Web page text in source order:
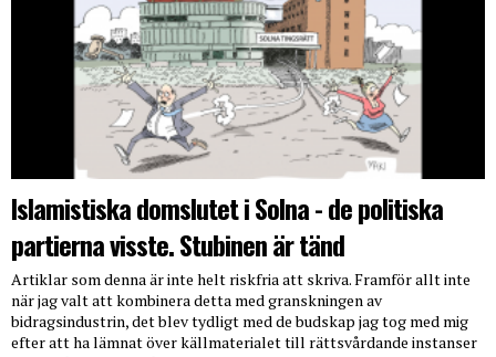
Islamistiska domslutet i Solna - de politiska
partierna visste. Stubinen är tänd
Artiklar som denna är inte helt riskfria att skriva. Framför allt inte
när jag valt att kombinera detta med granskningen av
bidragsindustrin, det blev tydligt med de budskap jag tog med mig
efter att ha lämnat över källmaterialet till rättsvårdande instanser